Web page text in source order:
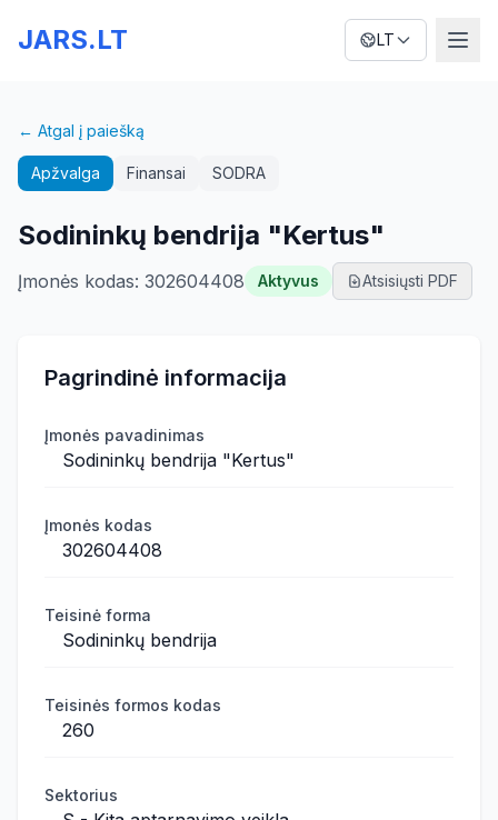
JARS.LT LT
← Atgal į paiešką
Apžvalga Finansai SODRA
Sodininkų bendrija "Kertus"
Įmonės kodas: 302604408 Aktyvus Atsisiųsti PDF
Pagrindinė informacija
Įmonės pavadinimas
Sodininkų bendrija "Kertus"
Įmonės kodas
302604408
Teisinė forma
Sodininkų bendrija
Teisinės formos kodas
260
Sektorius